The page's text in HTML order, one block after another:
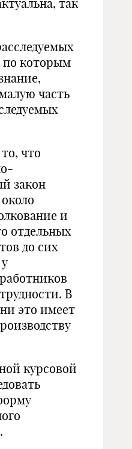
так
по которым
часть
что
закон
и
отдельных
до сих
В
это имеет
курсовой